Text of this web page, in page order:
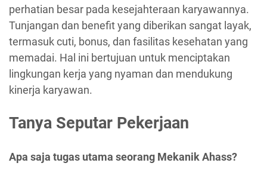
perhatian besar pada kesejahteraan karyawannya.
Tunjangan dan benefit yang diberikan sangat layak,
termasuk cuti, bonus, dan fasilitas kesehatan yang
memadai. Hal ini bertujuan untuk menciptakan
lingkungan kerja yang nyaman dan mendukung
kinerja karyawan.
Tanya Seputar Pekerjaan
Apa saja tugas utama seorang Mekanik Ahass?